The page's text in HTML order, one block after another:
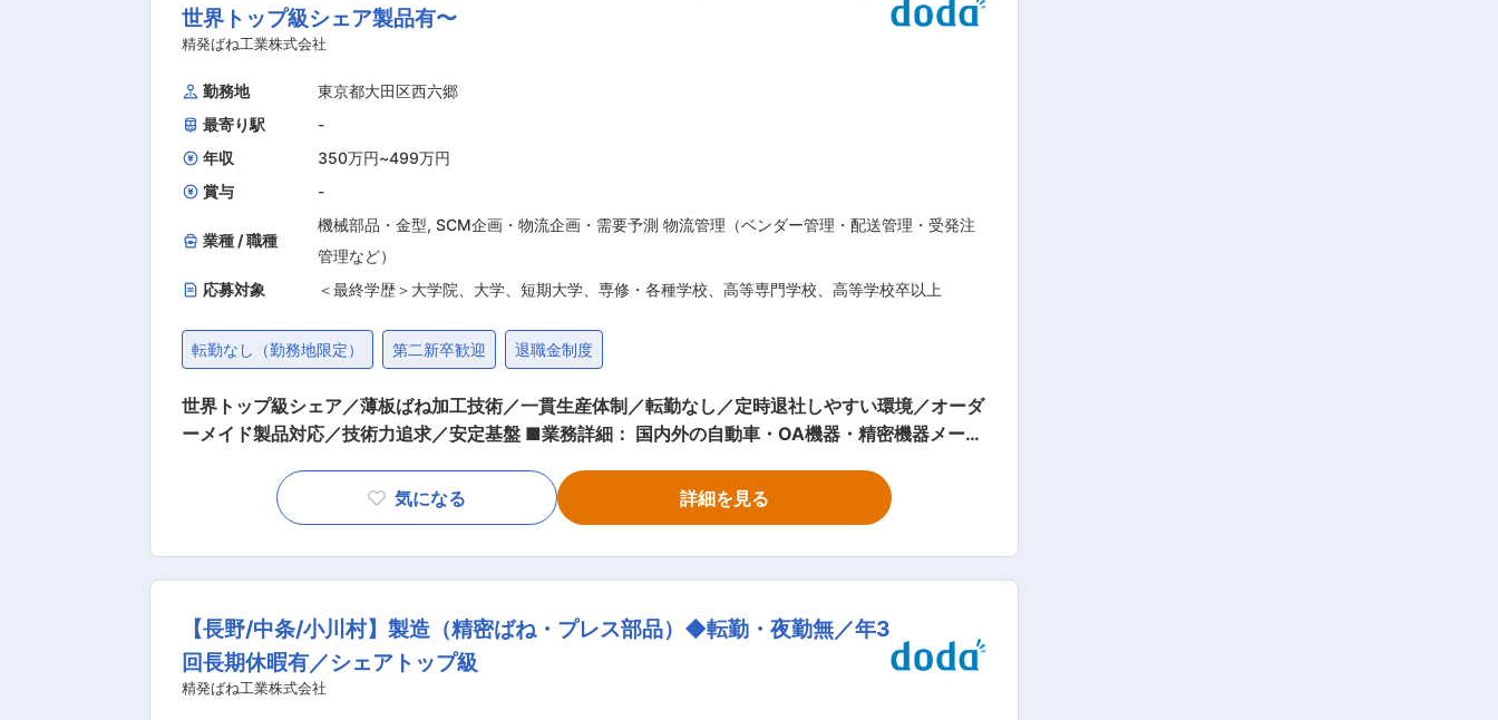
社製品は利用されており、自動車のドアロックに使われるスプリングを製造できる会社は国内では当
社含め、10社しかございません。また、自動車ヘッドライト用製品の世界シェアは40％、トナーカ
(株)、(株)小糸製作所、富士フイルムビジネスイノベーション（株）、三井金属アクト(株)、ミネベ
アミツミ(株)、(株)リコー、Valeo等各業界を代表する大手企業で多く採用されています。 ■働き方
・残業時間：全社平均月約８時間程度 L社員のほとんどは定時で退社しており、プライベートとの両
立を実現できる環境です。業務効率を常に改善するよう努めており、毎月業務フローの見直しを行っ
を割り振っております。 ・リモート：可 Lテレワーク、サテライトワーク、在宅勤務等を実現し、現
実的なオフィスを消滅させるなど、老舗工場だからといってそういう働き方ができないと決めつけ
ず、あらゆるWEB化、クラウド活用、コミュニケーションツールを積極的に導入しています。 変更
世界トップ級シェア製品有〜
精発ばね工業株式会社
勤務地
東京都大田区西六郷
最寄り駅
-
年収
350万円~499万円
賞与
-
業種 / 職種
機械部品・金型, SCM企画・物流企画・需要予測 物流管理（ベンダー管理・配送管理・受発注
管理など）
応募対象
＜最終学歴＞大学院、大学、短期大学、専修・各種学校、高等専門学校、高等学校卒以上
転勤なし（勤務地限定） 第二新卒歓迎 退職金制度
世界トップ級シェア／薄板ばね加工技術／一貫生産体制／転勤なし／定時退社しやすい環境／オーダ
ーメイド製品対応／技術力追求／安定基盤 ■業務詳細： 国内外の自動車・OA機器・精密機器メーカ
でのご経験やスキル踏まえて、物流担当をお任せします。 ■業務詳細： ・倉庫管理 ・製品梱包業務
・製品の出荷、配送業務 ・その他物流に関わる業務 ■強み： 特に加工が困難な薄板ばね材など、
要望を反映させたオーダーメイドな製品を製造しております。主に自動車やOA機器に当社製品は利
用されており、自動車のドアロックに使われるスプリングを製造できる会社は国内では当社含め、1
0社しかございません。また、世界でのシェアは約10％を占めており、OA機器の部品内部にあるス
気になる 詳細を見る
【長野/中条/小川村】製造（精密ばね・プレス部品）◆転勤・夜勤無／年3
回長期休暇有／シェアトップ級
精発ばね工業株式会社